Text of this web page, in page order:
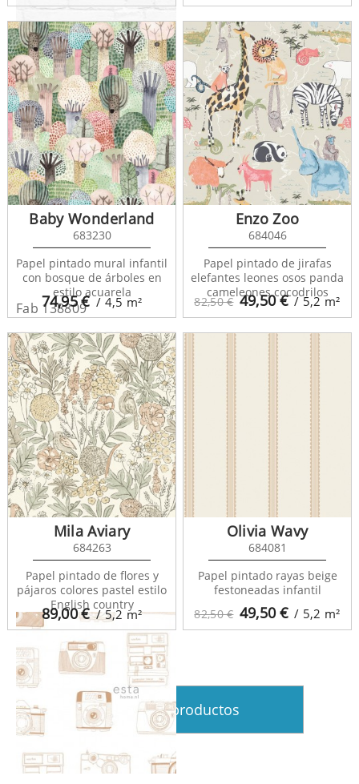
Fab 138533
Fab 138809
Fab 138836
74,95€ / 4,5 m²
Baby Wonderland
683230
Papel pintado mural infantil
con bosque de árboles en
estilo acuarela
82,50 € 49,50€ / 5,2m²
Enzo Zoo
684046
Papel pintado de jirafas
elefantes leones osos panda
cameleones cocodrilos
89,00€ / 5,2 m²
Mila Aviary
684263
Papel pintado de flores y
pájaros colores pastel estilo
English country
82,50 € 49,50€ / 5,2 m²
Olivia Wavy
684081
Papel pintado rayas beige
festoneadas infantil
Ver más productos